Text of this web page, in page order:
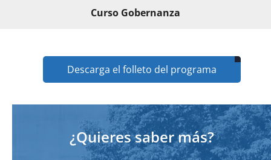
Curso Gobernanza
Descarga el folleto del programa
¿Quieres saber más?